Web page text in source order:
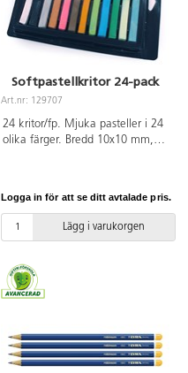
Softpastellkritor 24-pack
Art.nr: 129707
24 kritor/fp. Mjuka pasteller i 24
olika färger. Bredd 10x10 mm,
Logga in för att se ditt avtalade pris.
Lägg i varukorgen